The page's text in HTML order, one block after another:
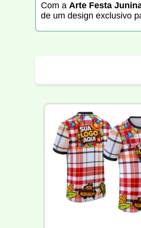
Com a Arte Festa
de um design exclusivo